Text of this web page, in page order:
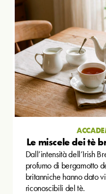
Le miscele dei tè
Dall’intensità dell’Irish
profumo di bergamotto
britanniche hanno dato
riconoscibili del tè.